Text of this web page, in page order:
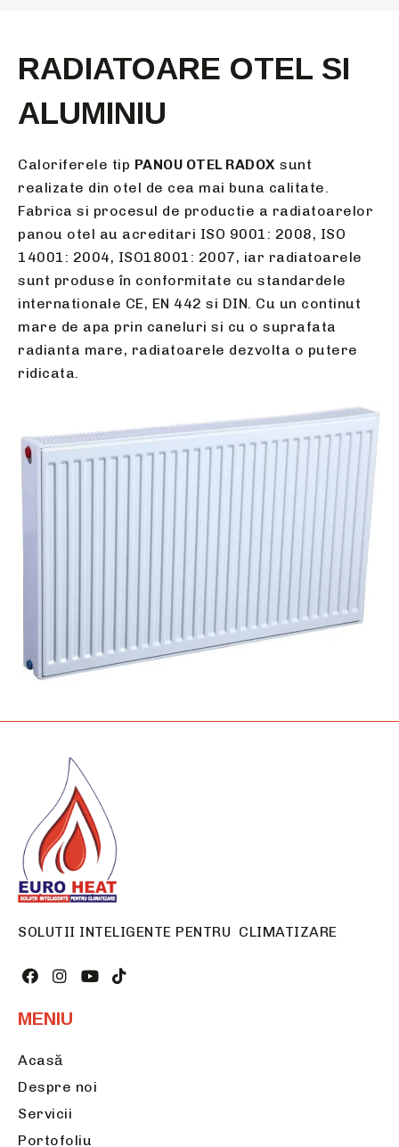
RADIATOARE OTEL SI
ALUMINIU
Caloriferele tip PANOU OTEL RADOX sunt
realizate din otel de cea mai buna calitate.
Fabrica si procesul de productie a radiatoarelor
panou otel au acreditari ISO 9001: 2008, ISO
14001: 2004, ISO18001: 2007, iar radiatoarele
sunt produse în conformitate cu standardele
internationale CE, EN 442 si DIN. Cu un continut
mare de apa prin caneluri si cu o suprafata
radianta mare, radiatoarele dezvolta o putere
ridicata.
SOLUTII INTELIGENTE PENTRU CLIMATIZARE
MENIU
Acasă
Despre noi
Servicii
Portofoliu